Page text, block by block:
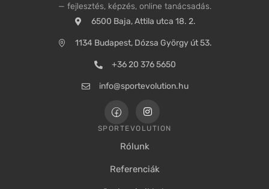
— fejlesztés, képzés, online tanácsadás.
6500 Baja, Attila utca 18. 2.
1134 Budapest, Dózsa György út 53.
+36 20 376 5650
info@sportevolution.hu
SPORTEVOLUTION
Rólunk
Referenciák